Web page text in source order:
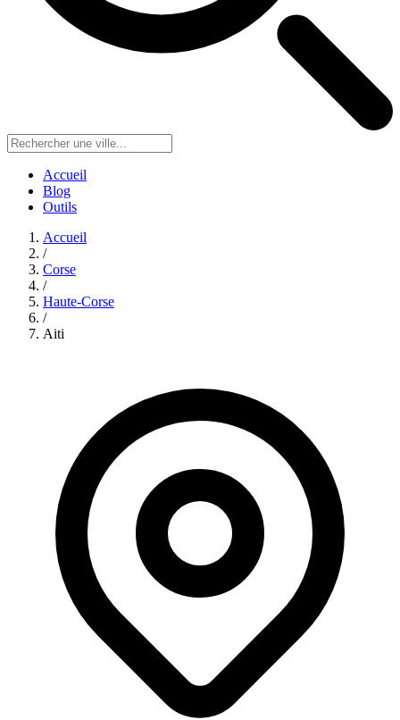
Accueil
Blog
Outils
Accueil
/
Corse
/
Haute-Corse
/
Aiti